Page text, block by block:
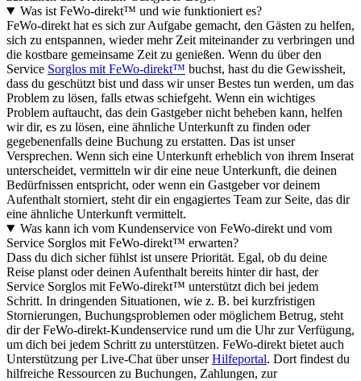
Was ist FeWo-direkt™ und wie funktioniert es?
FeWo-direkt hat es sich zur Aufgabe gemacht, den Gästen zu helfen,
sich zu entspannen, wieder mehr Zeit miteinander zu verbringen und
die kostbare gemeinsame Zeit zu genießen. Wenn du über den
Service Sorglos mit FeWo-direkt™ buchst, hast du die Gewissheit,
dass du geschützt bist und dass wir unser Bestes tun werden, um das
Problem zu lösen, falls etwas schiefgeht. Wenn ein wichtiges
Problem auftaucht, das dein Gastgeber nicht beheben kann, helfen
wir dir, es zu lösen, eine ähnliche Unterkunft zu finden oder
gegebenenfalls deine Buchung zu erstatten. Das ist unser
Versprechen. Wenn sich eine Unterkunft erheblich von ihrem Inserat
unterscheidet, vermitteln wir dir eine neue Unterkunft, die deinen
Bedürfnissen entspricht, oder wenn ein Gastgeber vor deinem
Aufenthalt storniert, steht dir ein engagiertes Team zur Seite, das dir
eine ähnliche Unterkunft vermittelt.
Was kann ich vom Kundenservice von FeWo-direkt und vom
Service Sorglos mit FeWo-direkt™ erwarten?
Dass du dich sicher fühlst ist unsere Priorität. Egal, ob du deine
Reise planst oder deinen Aufenthalt bereits hinter dir hast, der
Service Sorglos mit FeWo-direkt™ unterstützt dich bei jedem
Schritt. In dringenden Situationen, wie z. B. bei kurzfristigen
Stornierungen, Buchungsproblemen oder möglichem Betrug, steht
dir der FeWo-direkt-Kundenservice rund um die Uhr zur Verfügung,
um dich bei jedem Schritt zu unterstützen. FeWo-direkt bietet auch
Unterstützung per Live-Chat über unserHilfeportal. Dort findest du
hilfreiche Ressourcen zu Buchungen, Zahlungen, zur